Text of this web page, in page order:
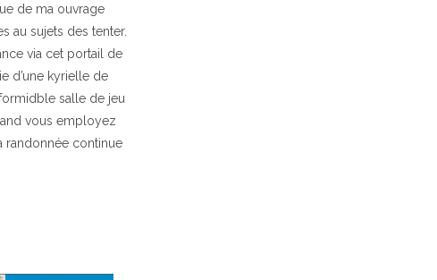
de ma ouvrage
au sujets des tenter.
via cet portail de
d’une kyrielle de
salle de jeu
vous employez
randonnée continue